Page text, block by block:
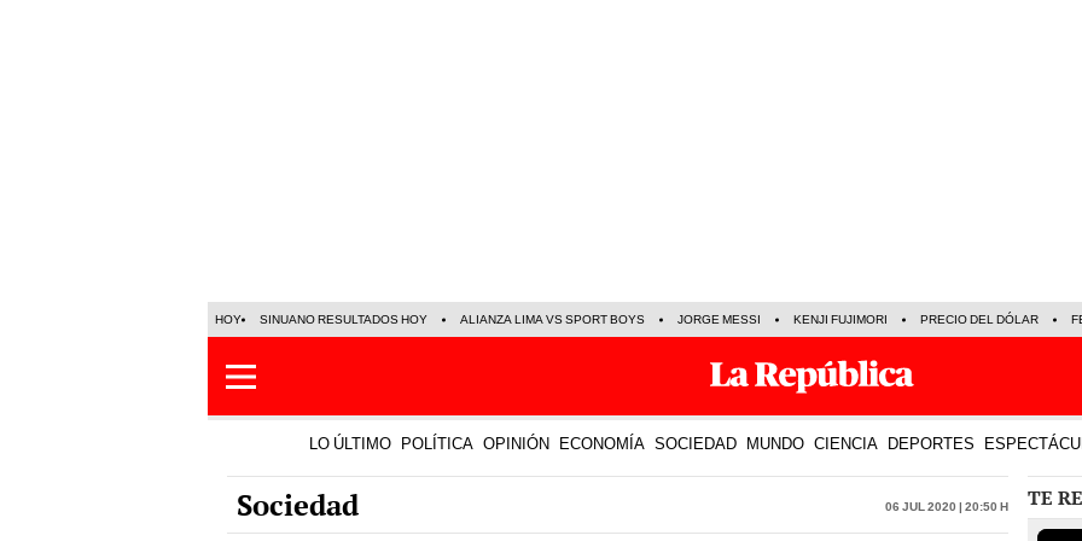
HOY SINUANO RESULTADOS HOY ALIANZA LIMA VS SPORT BOYS JORGE MESSI KENJI FUJIMORI PRECIO DEL DÓLAR
LO ÚLTIMO POLÍTICA OPINIÓN ECONOMÍA SOCIEDAD MUNDO CIENCIA DEPORTES
Sociedad 06 Jul 2020 | 20:50 h TE